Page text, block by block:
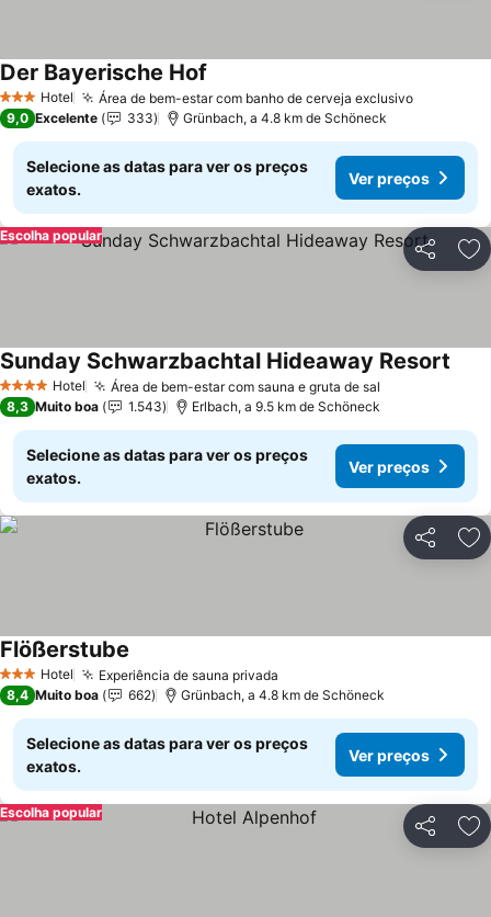
3 EstrelasHotel Área de bem-estar com banho de cerveja exclusivoVer
Der Bayerische Hof
9,0 Excelente 333 Grünbach, a 4.8 km de Schöneck
Selecione as datas para ver os preços
exatos.
Ver preços
Partilhar
Escolha popular
4 EstrelasHotel Área de bem-estar com sauna e gruta de sal
Sunday Schwarzbachtal Hideaway Resort
8,3 Muito boa 1.543 Erlbach, a 9.5 km de Schöneck
Selecione as datas para ver os preços
exatos.
Ver preços
Partilhar
3 EstrelasHotel Experiência de sauna privada
Flößerstube
8,4 Muito boa 662 Grünbach, a 4.8 km de Schöneck
Selecione as datas para ver os preços
exatos.
Ver preços
Partilhar
Escolha popular